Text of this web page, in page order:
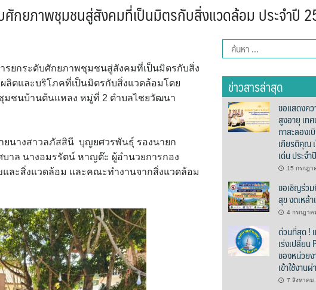
ศักยภาพชุมชนสู่สังคมที่เป็นมิตรกับสิ่งแวดล้อม ประจำปี
รยกระดับศักยภาพชุมชนสู่สังคมที่เป็นมิตรกับสิ่ง
ลิตและบริโภคที่เป็นมิตรกับสิ่งแวดล้อมโดย
มชนบ้านต้นแหลง หมู่ที่ 2 ตำบลไชยวัฒนา
นางสาวลภัสสินี บุญยศวรพันธุ์ รองนายก
าล นางอมรรัตน์ หาญต๊ะ ผู้อำนวยการกอง
ละสิ่งแวดล้อม และคณะทำงานจากสิ่งแวดล้อม
ค้นหา
สำหรับ:
ข่าวสารล่าสุด
ขอแสดงค
สูงอายุ เท
กาสะลองเ
เกียรติคุณ
เด่น ประจ
15 กรกฎา
ขอเชิญร่ว
สุข งดเหล้
4 กรกฎาค
ด่วนที่สุด !
เร่งเปลี่ยน
ของหน่วยง
เข้าใช้งาน
7 สิงหาคม